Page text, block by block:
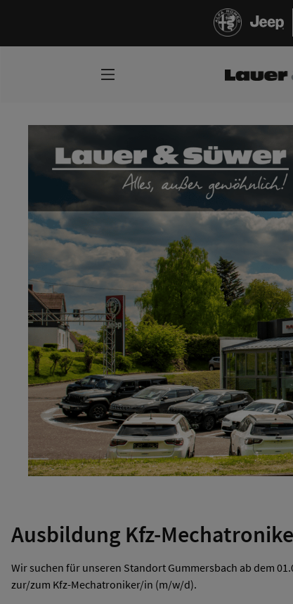
Ausbildung Kfz-
Wir suchen für unseren Standort Gummersbach ab dem
zur/zum Kfz-Mechatroniker/in (m/w/d).